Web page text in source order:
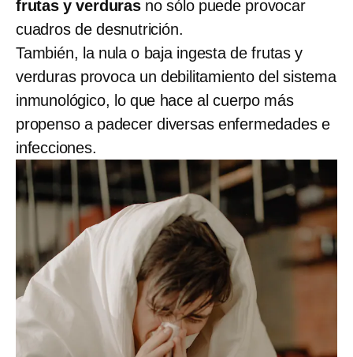
frutas y verdurasno sólo puede provocar
cuadros de desnutrición.
También, la nula o baja ingesta de frutas y
verduras provoca un debilitamiento del sistema
inmunológico, lo que hace al cuerpo más
propenso a padecer diversas enfermedades e
infecciones.